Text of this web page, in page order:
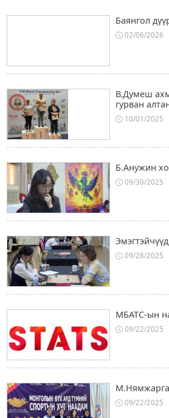
Баянгол
02/06/2026
В.Думеш
гурван
10/01/2025
Б.Анужин
09/30/2025
09/28/2025
МБАТС-ын
09/22/2025
09/22/2025